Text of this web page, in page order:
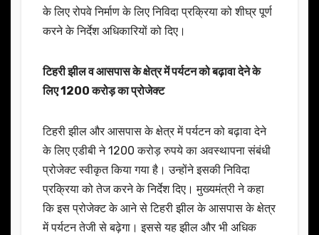
के लिए रोपवे निर्माण के लिए निविदा प्रक्रिया को शीघ्र पूर्ण
करने के निर्देश अधिकारियों को दिए।
टिहरी झील व आसपास के क्षेत्र में पर्यटन को बढ़ावा देने के
लिए 1200 करोड़ का प्रोजेक्ट
टिहरी झील और आसपास के क्षेत्र में पर्यटन को बढ़ावा देने
के लिए एडीबी ने 1200 करोड़ रुपये का अवस्थापना संबंधी
प्रोजेक्ट स्वीकृत किया गया है। उन्होंने इसकी निविदा
प्रक्रिया को तेज करने के निर्देश दिए। मुख्यमंत्री ने कहा
कि इस प्रोजेक्ट के आने से टिहरी झील के आसपास के क्षेत्र
में पर्यटन तेजी से बढ़ेगा। इससे यह झील और भी अधिक